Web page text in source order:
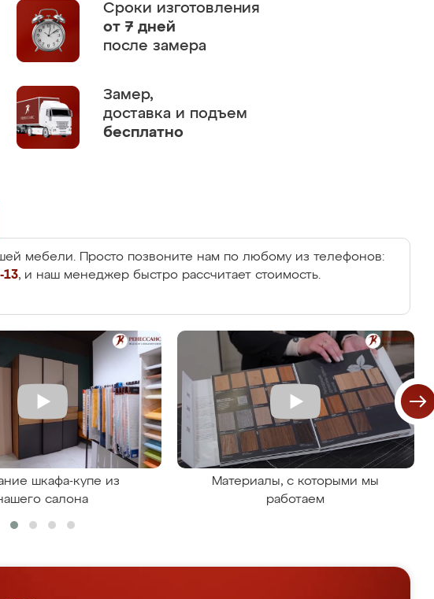
Сроки изготовления
от 7 дней
после замера
Замер,
доставка и подъем
бесплатно
мебели. Просто позвоните нам по любому из телефонов:
13, и наш менеджер быстро рассчитает стоимость.
шкафа-купе из
салона
Материалы, с которыми мы
работаем